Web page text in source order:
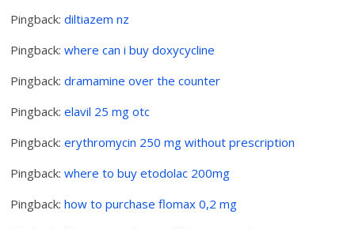
Pingback:diltiazem nz
Pingback:where can i buy doxycycline
Pingback:dramamine over the counter
Pingback:elavil 25 mg otc
Pingback:erythromycin 250 mg without prescription
Pingback:where to buy etodolac 200mg
Pingback:how to purchase flomax 0,2 mg